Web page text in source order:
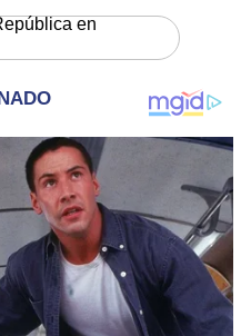
en